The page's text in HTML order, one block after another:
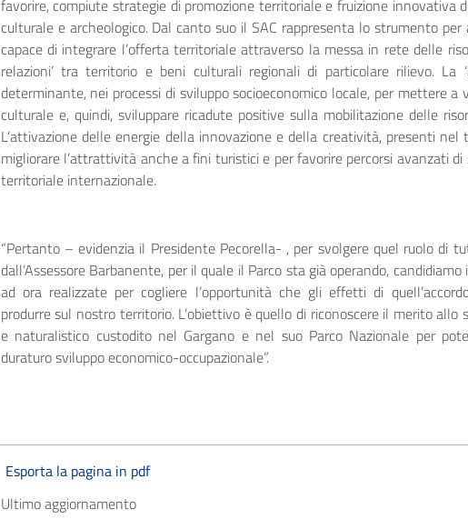
favorire, compiute strategie di promozione territoriale e fruizione innovativa
culturale e archeologico. Dal canto suo il SAC rappresenta lo strumento
capace di integrare l’offerta territoriale attraverso la messa in rete delle
relazioni’ tra territorio e beni culturali regionali di particolare rilievo. La
determinante, nei processi di sviluppo socioeconomico locale, per mettere
culturale e, quindi, sviluppare ricadute positive sulla mobilitazione delle
L’attivazione delle energie della innovazione e della creatività, presenti
migliorare l’attrattività anche a fini turistici e per favorire percorsi avanzati di
territoriale internazionale.
“Pertanto – evidenzia il Presidente Pecorella- , per svolgere quel ruolo di
dall’Assessore Barbanente, per il quale il Parco sta già operando,
ad ora realizzate per cogliere l’opportunità che gli effetti di
produrre sul nostro territorio. L’obiettivo è quello di riconoscere il merito
e naturalistico custodito nel Gargano e nel suo Parco Nazionale per
duraturo sviluppo economico-occupazionale”.
Esporta la pagina in pdf
Ultimo aggiornamento